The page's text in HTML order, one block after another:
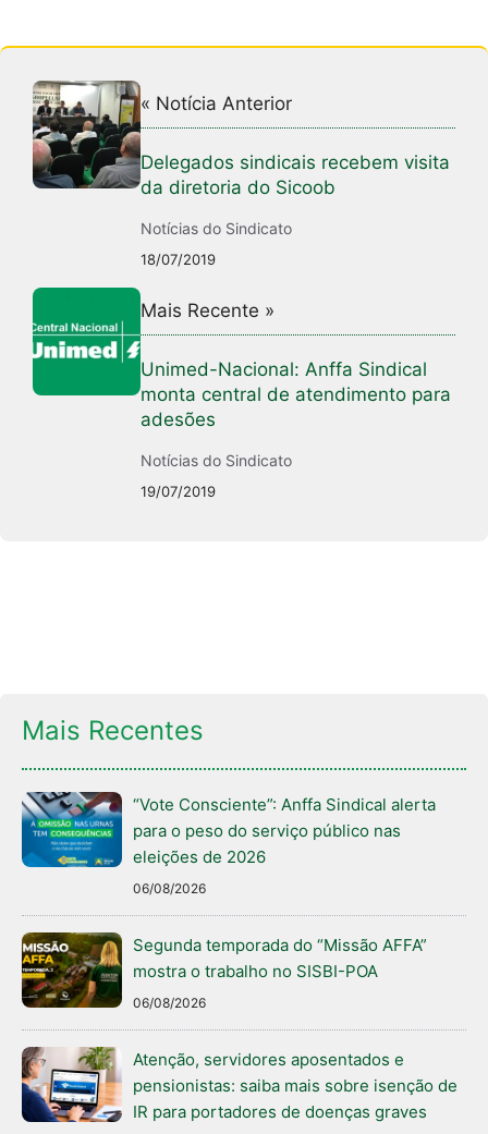
k
« Notícia Anterior
Delegados sindicais recebem visita
da diretoria do Sicoob
Notícias do Sindicato
18/07/2019
Mais Recente »
Unimed-Nacional: Anffa Sindical
monta central de atendimento para
adesões
Notícias do Sindicato
19/07/2019
Mais Recentes
“Vote Consciente”: Anffa Sindical alerta
para o peso do serviço público nas
eleições de 2026
06/08/2026
Segunda temporada do “Missão AFFA”
mostra o trabalho no SISBI-POA
06/08/2026
Atenção, servidores aposentados e
pensionistas: saiba mais sobre isenção de
IR para portadores de doenças graves